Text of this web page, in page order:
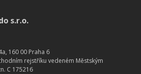
s.r.o.
160 00 Praha 6
rejstříku vedeném Městským
C 175216